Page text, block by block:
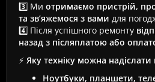
3️⃣ Ми отримаємо пристрій,
та зв’яжемося з вами для
4️⃣ Після успішного ремонту
назад з післяплатою або
⚡ Яку техніку можна
Ноутбуки, планшети,